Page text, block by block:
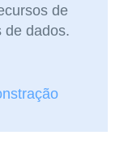
de
de dados.